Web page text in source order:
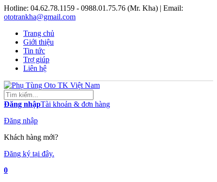
Hotline: 04.62.78.1159 - 0988.01.75.76 (Mr. Kha) | Email:
ototrankha@gmail.com
Trang chủ
Giới thiệu
Tin tức
Trợ giúp
Liên hệ
Đăng nhậpTài khoản & đơn hàng
Đăng nhập
Khách hàng mới?
Đăng ký tại đây.
0